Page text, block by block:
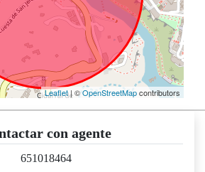
Leaflet| ©OpenStreetMapcontributors
con agente
651018464